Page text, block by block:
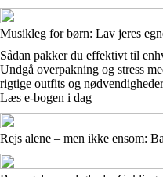
Musikleg for børn: Lav jeres
Sådan pakker du effektivt til
Undgå overpakning og stress
rigtige outfits og
Læs e-bogen i dag
Rejs alene – men ikke ensom: